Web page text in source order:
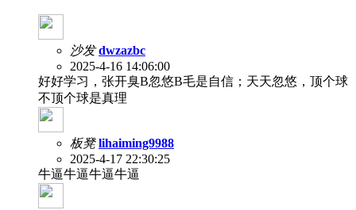
沙发 dwzazbc
2025-4-16 14:06:00
好好学习，张开臭B忽悠B毛是自信；天天忽悠，顶个球
不顶个球是真理
板凳 lihaiming9988
2025-4-17 22:30:25
牛逼牛逼牛逼牛逼